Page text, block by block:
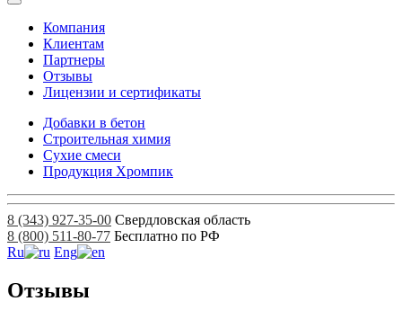
Компания
Клиентам
Партнеры
Отзывы
Лицензии и сертификаты
Добавки в бетон
Строительная химия
Сухие смеси
Продукция Хромпик
8 (343) 927-35-00 Свердловская область
8 (800) 511-80-77 Бесплатно по РФ
Ru
Eng
Отзывы